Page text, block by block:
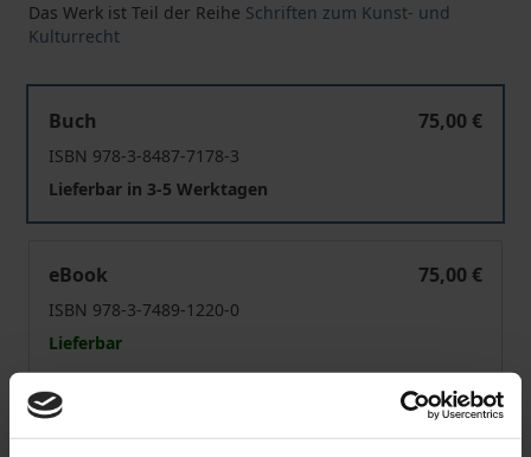
Das Werk ist Teil der Reihe Schriften zum Kunst- und
Kulturrecht
Buch
75,00 €
ISBN 978-3-8487-7178-3
Lieferbar in 3-5 Werktagen
eBook
75,00 €
ISBN 978-3-7489-1220-0
Lieferbar
Preisangaben inkl. MwSt. Abhängig von der Lieferadresse